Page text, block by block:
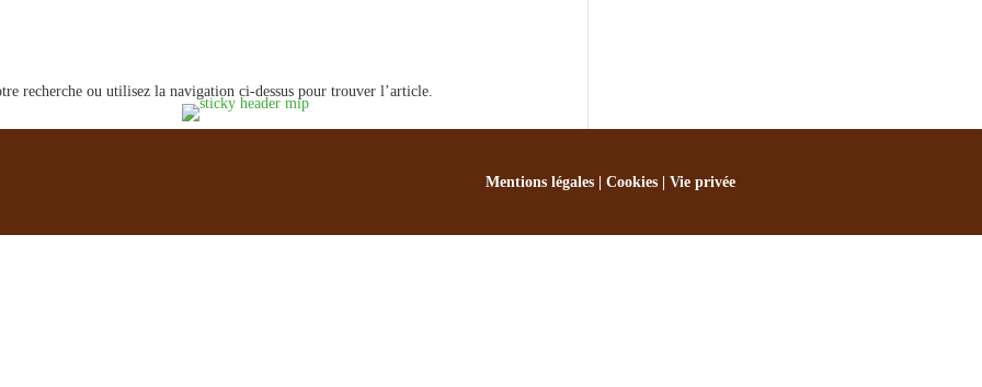
recherche ou utilisez la navigation ci-dessus pour trouver l’article.
Mentions légales| Cookies| Vie privée